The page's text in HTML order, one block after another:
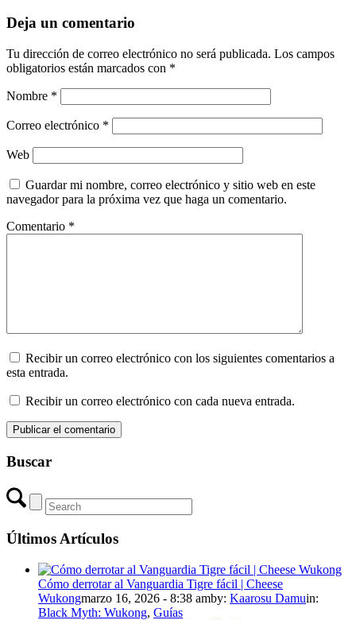
Deja un comentario
Tu dirección de correo electrónico no será publicada. Los campos
obligatorios están marcados con *
Nombre *
Correo electrónico *
Web
Guardar mi nombre, correo electrónico y sitio web en este
navegador para la próxima vez que haga un comentario.
Comentario *
Recibir un correo electrónico con los siguientes comentarios a
esta entrada.
Recibir un correo electrónico con cada nueva entrada.
Buscar
Últimos Artículos
Cómo derrotar al Vanguardia Tigre fácil | Cheese
Wukongmarzo 16, 2026 - 8:38 amby: Kaarosu Damuin:
Black Myth: Wukong, Guías